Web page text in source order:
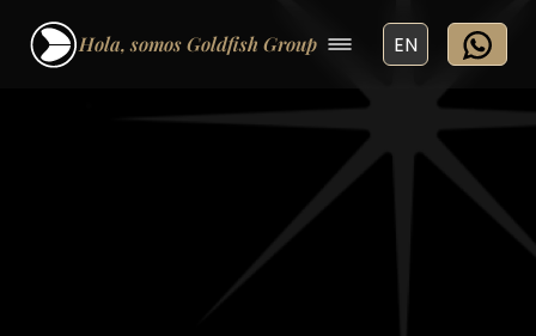
Hola, somos Goldfish Group EN